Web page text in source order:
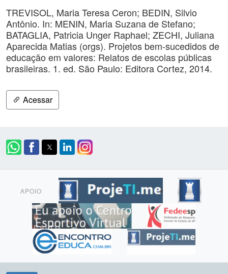
TREVISOL, Maria Teresa Ceron; BEDIN, Silvio
Antônio. In: MENIN, Maria Suzana de Stefano;
BATAGLIA, Patricia Unger Raphael; ZECHI, Juliana
Aparecida Matias (orgs). Projetos bem-sucedidos de
educação em valores: Relatos de escolas públicas
brasileiras. 1. ed. São Paulo: Editora Cortez, 2014.
Acessar
APOIO